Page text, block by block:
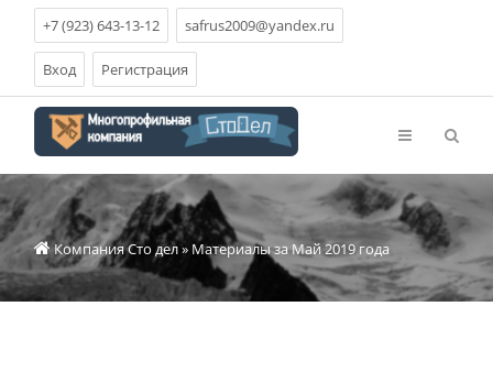
+7 (923) 643-13-12 safrus2009@yandex.ru
Вход Регистрация
Компания Сто дел» Материалы за Май 2019 года